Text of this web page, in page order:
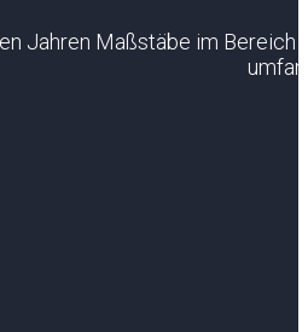
Jahren Maßstäbe im Bereich